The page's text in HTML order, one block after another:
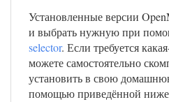
Установленные версии
и выбрать нужную при
selector. Если требуется
можете самостоятельно
установить в свою
помощью приведённой